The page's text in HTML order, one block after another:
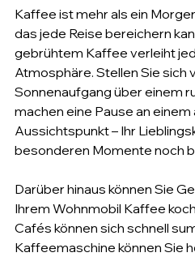
Kaffee ist mehr als ein
das jede Reise bereichern
gebrühtem Kaffee verleiht
Atmosphäre. Stellen Sie sich
Sonnenaufgang über einem
machen eine Pause an
Aussichtspunkt – Ihr
besonderen Momente noch
Darüber hinaus können Sie
Ihrem Wohnmobil Kaffee
Cafés können sich schnell
Kaffeemaschine können Sie